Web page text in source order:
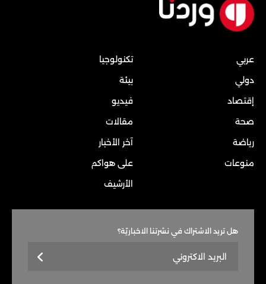
عربي
دولي
إقتصاد
صحة
رياضة
منوعات
تكنولوجيا
بيئة
فيديو
مقالات
آخر الأخبار
على هواكم
الأرشيف
هل تريد الاشتراك في نشرتنا الاخباريّة؟